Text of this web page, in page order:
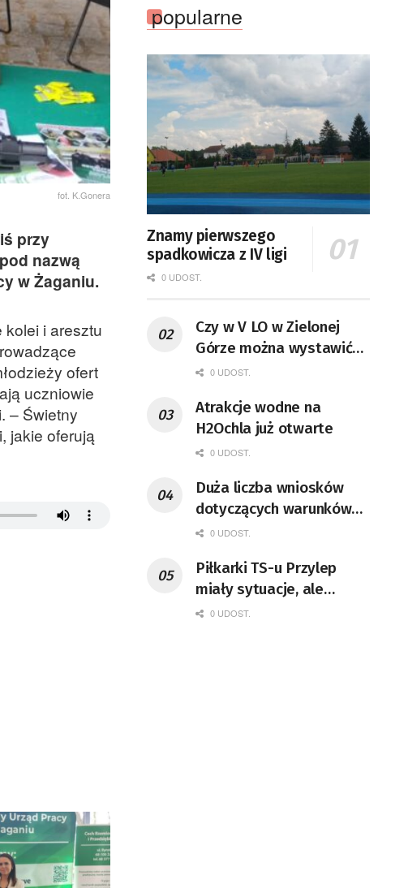
fot. K.Gonera
przy
nazwą
w Żaganiu.
kolei i aresztu
ofert
uczniowie
– Świetny
jakie oferują
popularne
Znamy pierwszego
spadkowicza z IV ligi
0 UDOST.
Czy w V LO w Zielonej
Górze można wystawić
musical
0 UDOST.
Atrakcje wodne na
H2Ochla już otwarte
0 UDOST.
Duża liczba wniosków
dotyczących warunków
zabudowy
0 UDOST.
Piłkarki TS-u Przylep
miały sytuacje, ale
wysoko przegrały. Teraz
0 UDOST.